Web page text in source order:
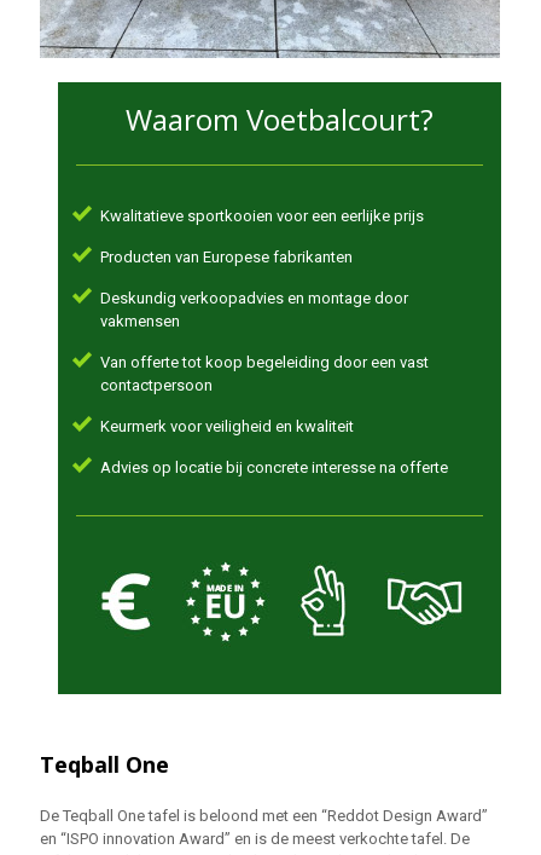
Waarom Voetbalcourt?
Kwalitatieve sportkooien voor een eerlijke prijs
Producten van Europese fabrikanten
Deskundig verkoopadvies en montage door
vakmensen
Van offerte tot koop begeleiding door een vast
contactpersoon
Keurmerk voor veiligheid en kwaliteit
Advies op locatie bij concrete interesse na offerte
Teqball One
De Teqball One tafel is beloond met een “Reddot Design Award”
en “ISPO innovation Award” en is de meest verkochte tafel. De